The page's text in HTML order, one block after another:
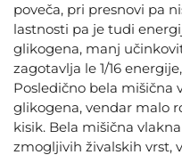
poveča, pri presnovi pa
lastnosti pa je tudi
glikogena, manj
zagotavlja le 1/16
Posledično bela mišična
glikogena, vendar malo
kisik. Bela mišična
zmogljivih živalskih vrst,